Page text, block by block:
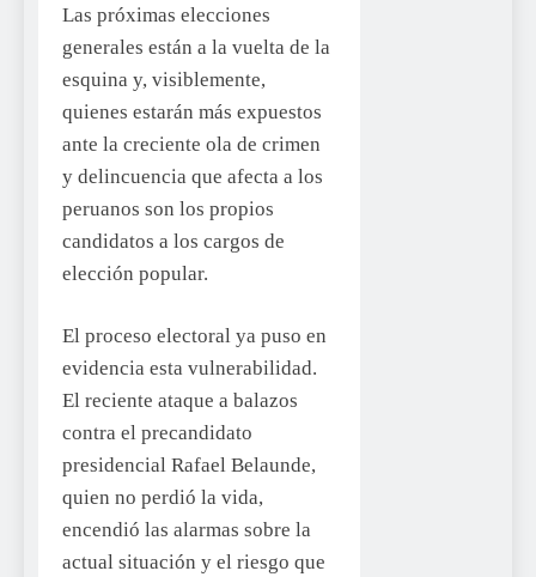
Las próximas elecciones
generales están a la vuelta de la
esquina y, visiblemente,
quienes estarán más expuestos
ante la creciente ola de crimen
y delincuencia que afecta a los
peruanos son los propios
candidatos a los cargos de
elección popular.
El proceso electoral ya puso en
evidencia esta vulnerabilidad.
El reciente ataque a balazos
contra el precandidato
presidencial Rafael Belaunde,
quien no perdió la vida,
encendió las alarmas sobre la
actual situación y el riesgo que